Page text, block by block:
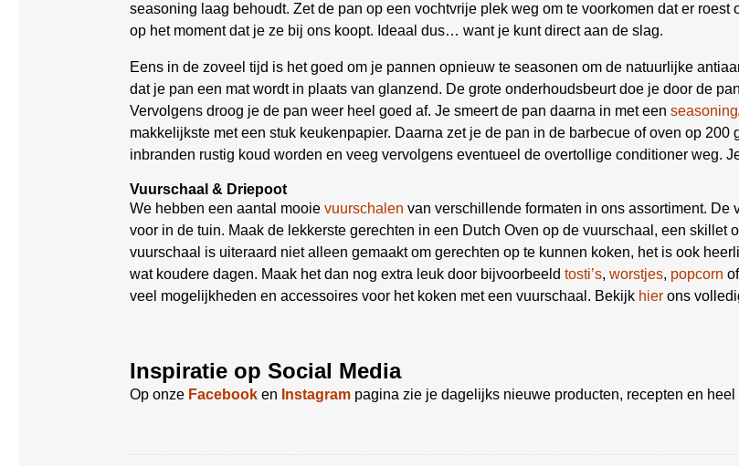
seasoning laag behoudt. Zet de pan op een vochtvrije plek weg om te voorkomen dat er
op het moment dat je ze bij ons koopt. Ideaal dus… want je kunt direct aan de slag.
Eens in de zoveel tijd is het goed om je pannen opnieuw te seasonen om de natuurlijke
dat je pan een mat wordt in plaats van glanzend. De grote onderhoudsbeurt doe je door de
Vervolgens droog je de pan weer heel goed af. Je smeert de pan daarna in met een
makkelijkste met een stuk keukenpapier. Daarna zet je de pan in de barbecue of oven op
inbranden rustig koud worden en veeg vervolgens eventueel de overtollige conditioner weg.
Vuurschaal & Driepoot
We hebben een aantal mooie vuurschalen van verschillende formaten in ons assortiment.
voor in de tuin. Maak de lekkerste gerechten in een Dutch Oven op de vuurschaal, een skillet
vuurschaal is uiteraard niet alleen gemaakt om gerechten op te kunnen koken, het is ook
wat koudere dagen. Maak het dan nog extra leuk door bijvoorbeeld tosti’s, worstjes, popcorn
veel mogelijkheden en accessoires voor het koken met een vuurschaal. Bekijk hier ons
Inspiratie op Social Media
Op onze Facebook en Instagram pagina zie je dagelijks nieuwe producten, recepten en